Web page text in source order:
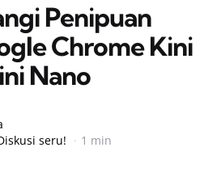
Penipuan
Chrome Kini
Nano
seru! 1 min